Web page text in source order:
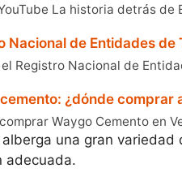
La historia detrás de
Nacional de Entidades
el Registro Nacional de
¿dónde comprar
Waygo Cemento en
una gran
adecuada.